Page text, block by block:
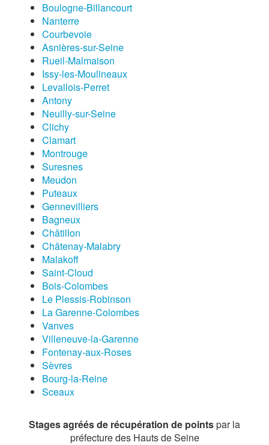
Boulogne-Billancourt
Nanterre
Courbevoie
Asnières-sur-Seine
Rueil-Malmaison
Issy-les-Moulineaux
Levallois-Perret
Antony
Neuilly-sur-Seine
Clichy
Clamart
Montrouge
Suresnes
Meudon
Puteaux
Gennevilliers
Bagneux
Châtillon
Châtenay-Malabry
Malakoff
Saint-Cloud
Bois-Colombes
Le Plessis-Robinson
La Garenne-Colombes
Vanves
Villeneuve-la-Garenne
Fontenay-aux-Roses
Sèvres
Bourg-la-Reine
Sceaux
Stages agréés de récupération de pointspar la
préfecture des Hauts de Seine